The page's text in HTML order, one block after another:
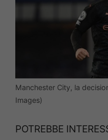
Manchester City, la
Images)
POTREBBE